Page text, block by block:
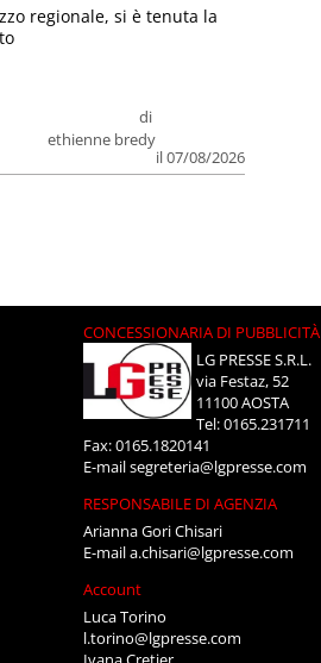
di
ethienne bredy
il 07/08/2026
regionale, si è tenuta la
CONCESSIONARIA DI PUBBLICITÀ
LG PRESSE S.R.L.
via Festaz, 52
11100 AOSTA
Tel: 0165.231711
Fax: 0165.1820141
E-mailsegreteria@lgpresse.com
RESPONSABILE DI AGENZIA
Arianna Gori Chisari
E-maila.chisari@lgpresse.com
Account
Luca Torino
l.torino@lgpresse.com